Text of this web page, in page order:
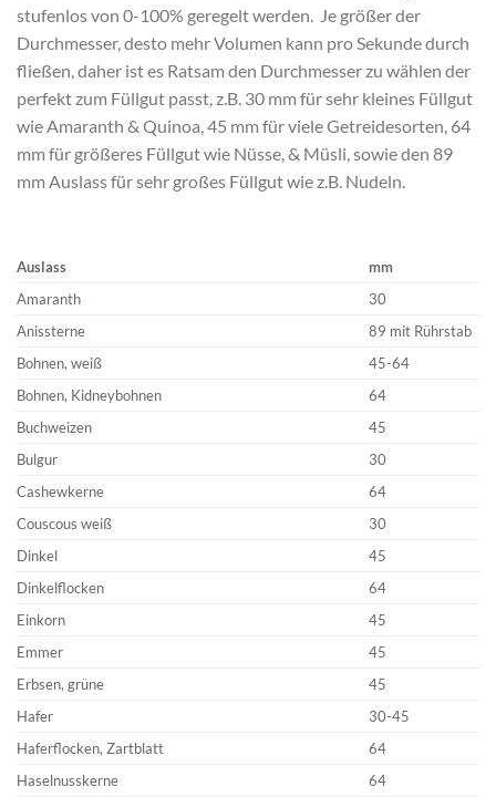
stufenlos von 0-100% geregelt werden. Je größer der
Durchmesser, desto mehr Volumen kann pro Sekunde durch
fließen, daher ist es Ratsam den Durchmesser zu wählen der
perfekt zum Füllgut passt, z.B. 30 mm für sehr kleines Füllgut
wie Amaranth & Quinoa, 45 mm für viele Getreidesorten, 64
mm für größeres Füllgut wie Nüsse, & Müsli, sowie den 89
mm Auslass für sehr großes Füllgut wie z.B. Nudeln.
Auslass
mm
Amaranth
30
Anissterne
89 mit Rührstab
Bohnen, weiß
45-64
Bohnen, Kidneybohnen
64
Buchweizen
45
Bulgur
30
Cashewkerne
64
Couscous weiß
30
Dinkel
45
Dinkelflocken
64
Einkorn
45
Emmer
45
Erbsen, grüne
45
Hafer
30-45
Haferflocken, Zartblatt
64
Haselnusskerne
64